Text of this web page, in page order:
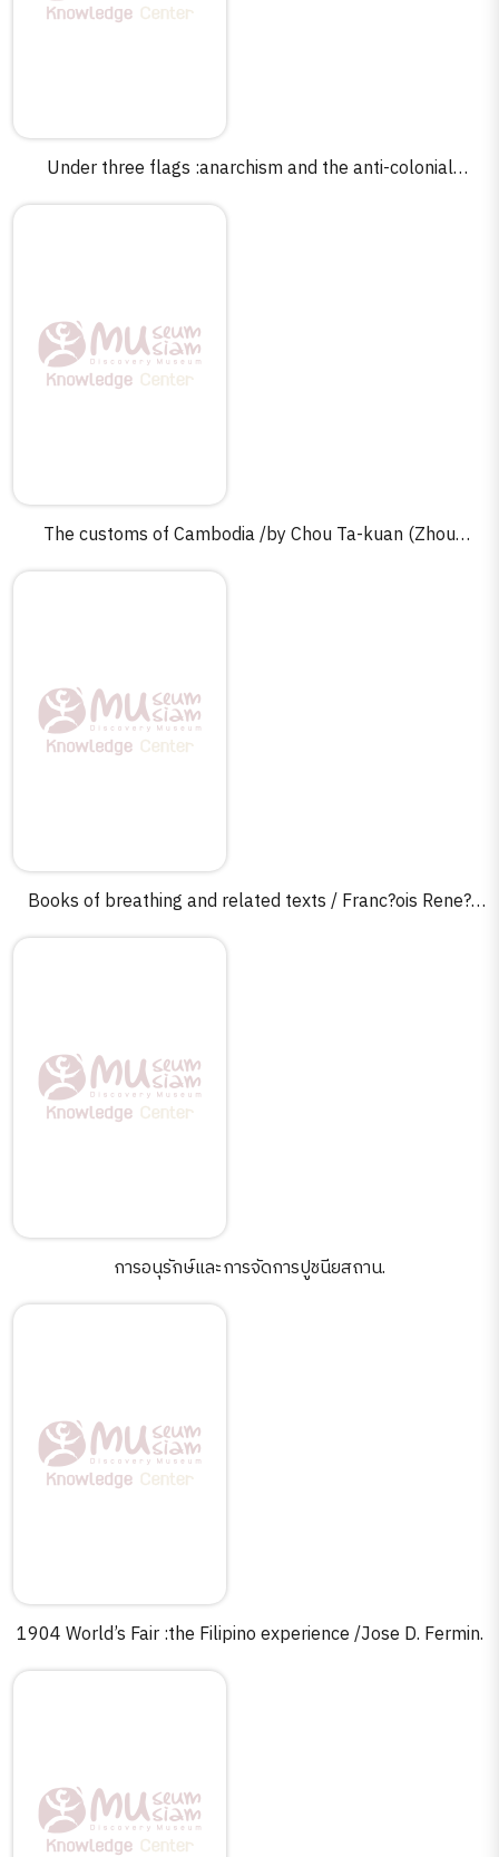
Under three flags :anarchism and the anti-colonial
The customs of Cambodia /by Chou Ta-kuan (Zhou
by Paul Pelliot of Chou's Chinese original by J. Gilman
Books of breathing and related texts / Franc?ois Rene?
การอนุรักษ์และการจัดการปูชนียสถาน.
1904 World’s Fair :the Filipino experience /Jose D. Fermin.